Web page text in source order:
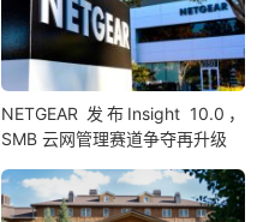
NETGEAR 发布Insight 10.0，
SMB 云网管理赛道争夺再升级